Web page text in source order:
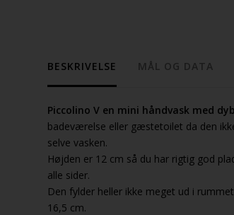
BESKRIVELSE MÅL OG DATA
Piccolino V en mini håndvask med
badeværelse eller gæstetoilet da den
selve vasken.
Højden er 12 cm så du har rigtig god
alle sider.
Den fylder heller ikke meget ud i
16,5 cm.